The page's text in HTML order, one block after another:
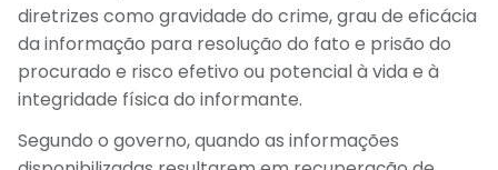
diretrizes como gravidade do crime, grau de eficácia
da informação para resolução do fato e prisão do
procurado e risco efetivo ou potencial à vida e à
integridade física do informante.
Segundo o governo, quando as informações